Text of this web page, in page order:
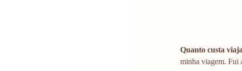
Quanto custa
minha viagem. Fui